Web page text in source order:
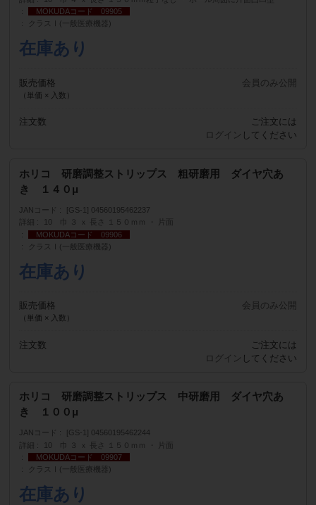
MOKUDAコード 09905
クラスⅠ(一般医療機器)
在庫あり
販売価格
（単価 × 入数）
会員のみ公開
注文数
ご注文には
ログイン してください
ホリコ 研磨調整ストリップス 粗研磨用 ダイヤ穴あ
き １４０μ
JANコード
[GS-1] 04560195462237
10 巾 ３ ｘ 長さ １５０ｍｍ ・ 片面
MOKUDAコード 09906
クラスⅠ(一般医療機器)
在庫あり
販売価格
（単価 × 入数）
会員のみ公開
注文数
ご注文には
ログイン してください
ホリコ 研磨調整ストリップス 中研磨用 ダイヤ穴あ
き １００μ
JANコード
[GS-1] 04560195462244
詳細
10 巾 ３ ｘ 長さ １５０ｍｍ ・ 片面
MOKUDAコード 09907
クラスⅠ(一般医療機器)
在庫あり